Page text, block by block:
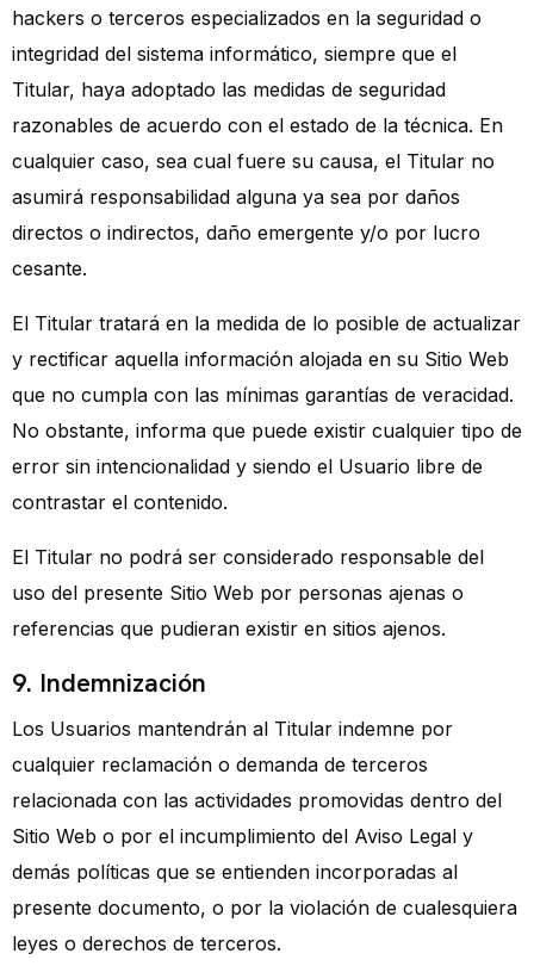
hackers o terceros especializados en la seguridad o
integridad del sistema informático, siempre que el
Titular, haya adoptado las medidas de seguridad
razonables de acuerdo con el estado de la técnica. En
cualquier caso, sea cual fuere su causa, el Titular no
asumirá responsabilidad alguna ya sea por daños
directos o indirectos, daño emergente y/o por lucro
cesante.
El Titular tratará en la medida de lo posible de actualizar
y rectificar aquella información alojada en su Sitio Web
que no cumpla con las mínimas garantías de veracidad.
No obstante, informa que puede existir cualquier tipo de
error sin intencionalidad y siendo el Usuario libre de
contrastar el contenido.
El Titular no podrá ser considerado responsable del
uso del presente Sitio Web por personas ajenas o
referencias que pudieran existir en sitios ajenos.
9. Indemnización
Los Usuarios mantendrán al Titular indemne por
cualquier reclamación o demanda de terceros
relacionada con las actividades promovidas dentro del
Sitio Web o por el incumplimiento del Aviso Legal y
demás políticas que se entienden incorporadas al
presente documento, o por la violación de cualesquiera
leyes o derechos de terceros.